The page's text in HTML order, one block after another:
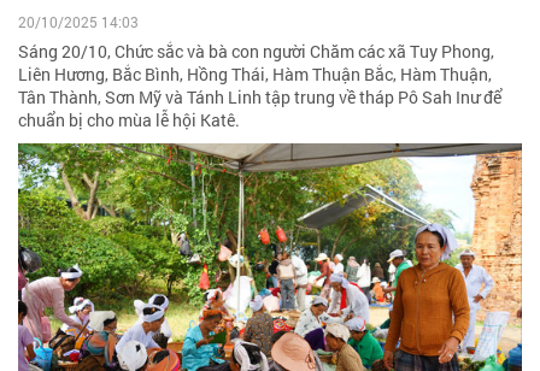
20/10/2025 14:03
Sáng 20/10, Chức sắc và bà con người Chăm các xã Tuy Phong,
Liên Hương, Bắc Bình, Hồng Thái, Hàm Thuận Bắc, Hàm Thuận,
Tân Thành, Sơn Mỹ và Tánh Linh tập trung về tháp Pô Sah Inư để
chuẩn bị cho mùa lễ hội Katê.